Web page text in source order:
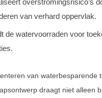
overstromingsrisico’s
van verhard oppervlak.
de watervoorraden voor
van waterbesparende
draagt niet alleen